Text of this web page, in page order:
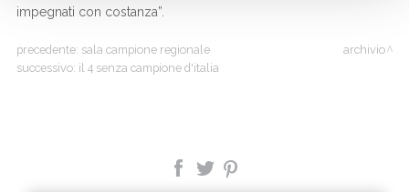
impegnati con costanza”.
precedente: sala campione regionale
successivo: il 4 senza campione d'italia
archivio